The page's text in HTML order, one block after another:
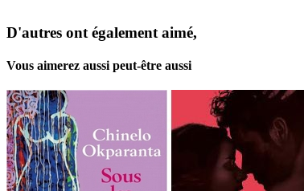
D'autres ont également aimé,
Vous aimerez aussi peut-être aussi